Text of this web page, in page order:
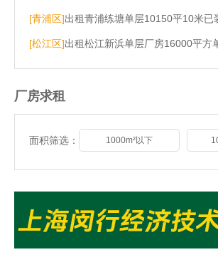
[青浦区]出租青浦练塘单层10150平10米已
[松江区]出租松江新浜单层厂房16000平方
厂房求租
面积筛选： 1000m²以下